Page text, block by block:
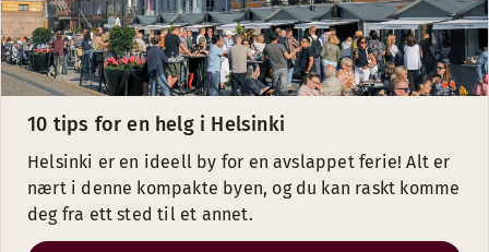
10 tips for en helg i Helsinki
Helsinki er en ideell by for en avslappet ferie! Alt er
nært i denne kompakte byen, og du kan raskt komme
deg fra ett sted til et annet.